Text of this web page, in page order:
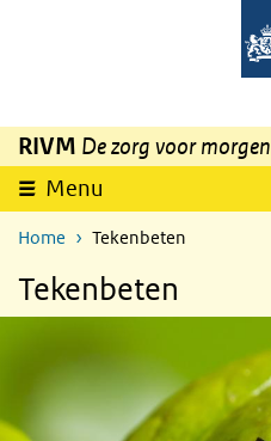
Overslaan en naar de inhoud gaan
RIVM De zorg voor morgen
Menu
Home Tekenbeten
Tekenbeten